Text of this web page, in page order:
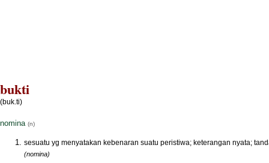
bukti
(buk.ti)
nomina (n)
sesuatu yg menyatakan kebenaran suatu peristiwa; keterangan nyata;
(nomina)